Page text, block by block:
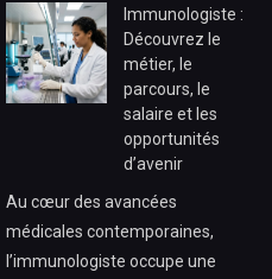
Immunologiste :
Découvrez le
métier, le
parcours, le
salaire et les
opportunités
d’avenir
Au cœur des avancées
médicales contemporaines,
l’immunologiste occupe une